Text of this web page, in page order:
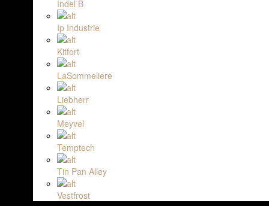
Indel B
Ip Industrie
Kitfort
LaSommeliere
Liebherr
Meyvel
Temptech
Tin Pan Alley
Vestfrost